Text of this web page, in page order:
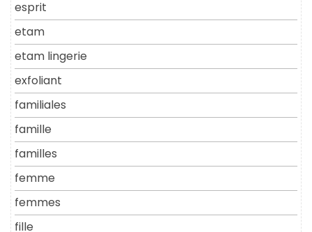
esprit
etam
etam lingerie
exfoliant
familiales
famille
familles
femme
femmes
fille